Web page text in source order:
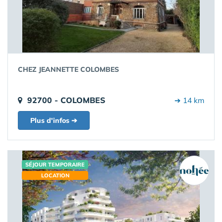
CHEZ JEANNETTE COLOMBES
92700 - COLOMBES ➔ 14 km
Plus d'infos ➔
SÉJOUR TEMPORAIRE
LOCATION